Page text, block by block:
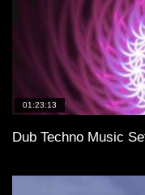
01:23:13
Dub Techno Music